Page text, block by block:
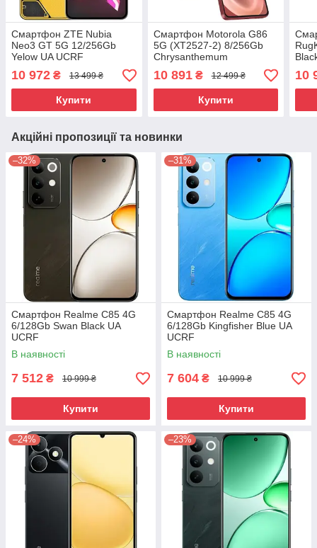
Смартфон ZTE Nubia
Neo3 GT 5G 12/256Gb
Yelow UA UCRF
10 972 ₴ 13 499 ₴
Купити
Смартфон Motorola G86
5G (XT2527-2) 8/256Gb
Chrysanthemum
Adapter) UA UCRF
10 891₴ 12 499 ₴
Купити
10
Акційні пропозиції та новинки
–32%
Смартфон Realme C85 4G
6/128Gb Swan Black UA
UCRF
В наявності
7 512 ₴ 10 999 ₴
Купити
–31%
Смартфон Realme C85 4G
6/128Gb Kingfisher Blue UA
UCRF
В наявності
7 604 ₴ 10 999 ₴
Купити
–24% –23%